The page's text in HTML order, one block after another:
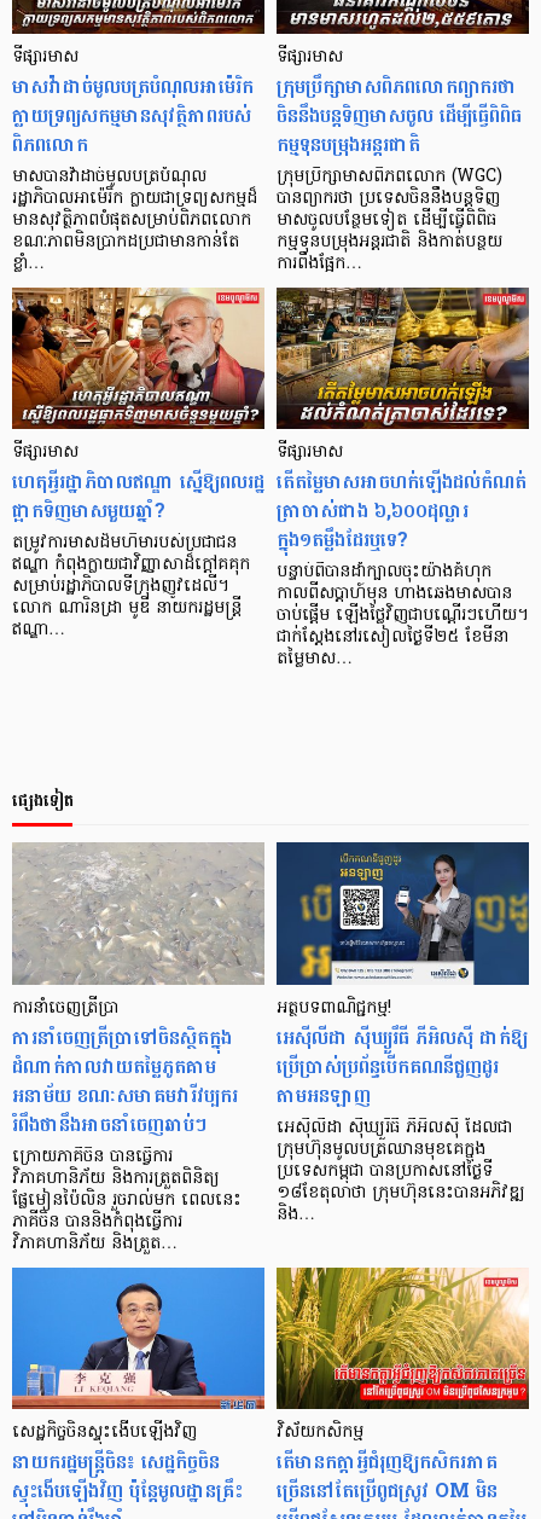
ទីផ្សារមាស
មាសវ៉ាដាច់មូលបត្របំណុលអាម៉េរិក
ក្លាយទ្រព្យសកម្មមានសុវត្ថិភាពរបស់
ពិភពលោក
មាសបានវ៉ាដាច់មូលបត្របំណុល
រដ្ឋាភិបាលអាម៉េរិក ក្លាយជាទ្រព្យសកម្មដ៏
មានសុវត្ថិភាពបំផុតសម្រាប់​ពិភពលោក
ខណៈភាពមិនប្រាកដប្រជា​​មានកាន់​តែ
ខ្លាំ…
ទីផ្សារមាស
ក្រុមប្រឹក្សាមាសពិភពលោក​ព្យាករថា
ចិននឹងបន្តទិញមាសចូល ដើម្បីធ្វើពិពិធ
កម្មទុនបម្រុង​អន្តរជាតិ​​
ក្រុមប្រឹក្សាមាសពិភពលោក (WGC)
បានព្យាករថា ប្រទេសចិននឹងបន្តទិញ
មាសចូលបន្ថែមទៀត ដើម្បីធ្វើពិពិធ
កម្មទុនបម្រុងអន្តរជាតិ និងកាត់បន្ថយ
ការពឹងផ្អែក…
ទីផ្សារមាស
ហេតុអ្វីរដ្ឋាភិបាលឥណ្ឌា ស្នើឱ្យពលរដ្ឋ
ផ្អាកទិញមាស​មួយឆ្នាំ?
តម្រូវការមាសដ៏មហិមារបស់ប្រជាជន
ឥណ្ឌា កំពុងក្លាយជាវិញ្ញាសាដ៏ក្តៅគគុក
សម្រាប់រដ្ឋាភិបាលទីក្រុងញូវដេលី។
លោក ណារិនដ្រា មូឌី នាយករដ្ឋមន្ត្រី
ឥណ្ឌា…
ទីផ្សារមាស
តើតម្លៃមាសអាចហក់ឡើងដល់កំណត់
ត្រាចាស់ជាង ៦,៦០០ដុល្លារ
ក្នុង១តម្លឹងដែរឬទេ?
បន្ទាប់ពីបានដាំក្បាលចុះយ៉ាងគំហុក
កាលពីសប្ដាហ៍មុន ហាងឆេងមាសបាន
ចាប់ផ្ដើម ឡើងថ្លៃវិញជាបណ្ដើរៗហើយ។
ជាក់ស្ដែងនៅរសៀលថ្ងៃទី២៥ ខែមីនា
តម្លៃមាស…
ផ្សេងទៀត
ការនាំចេញត្រីប្រា
ការនាំចេញត្រីប្រាទៅចិនស្ថិតក្នុង
ដំណាក់កាលវាយតម្លៃភូតគាម
អនាម័យ ខណៈសមាគមវារីវប្បករ
រំពឹងថានឹងអាចនាំចេញឆាប់ៗ
ក្រោយភាគីចិន បានធ្វើការ
វិភាគហានិភ័យ និងការត្រួតពិនិត្យ
ផ្លែមៀនប៉ៃលិន រួចរាល់មក ពេលនេះ
ភាគីចិន បាននិងកំពុងធ្វើការ
វិភាគហានិភ័យ និងត្រួត…
អត្ថបទពាណិជ្ជកម្ម!
អេស៊ីលីដា ស៊ីឃ្យួរឹធី ភីអិលស៊ី ដាក់ឱ្យ
ប្រើប្រាស់ប្រព័ន្ធបើកគណនីជួញដូរ
តាមអនឡាញ
អេស៊ីលីដា ស៊ីឃ្យួរឹធី ភីអិលស៊ី ដែលជា
ក្រុមហ៊ុនមូលបត្រឈានមុខគេក្នុង
ប្រទេសកម្ពុជា បានប្រកាសនៅថ្ងៃទី
១៨ខែតុលាថា ក្រុមហ៊ុននេះបានអភិវឌ្ឍ
និង…
សេដ្ឋកិច្ចចិនស្ទុះងើបឡើងវិញ
នាយករដ្ឋមន្ត្រីចិន៖ សេដ្ឋកិច្ចចិន
ស្ទុះងើបឡើងវិញ ប៉ុន្ដែមូលដ្ឋានគ្រឹះ
វិស័យកសិកម្ម
តើមានកត្តាអ្វីជំរុញឱ្យកសិករភាគ
ច្រើននៅតែប្រើពូជស្រូវ OM មិន